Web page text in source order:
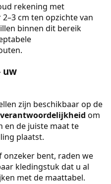
rekening met
cm ten opzichte van
binnen dit bereik
uw
zijn beschikbaar op de
om
en de juiste maat te
plaatst.
onzeker bent, raden we
kledingstuk dat u al
met de maattabel.